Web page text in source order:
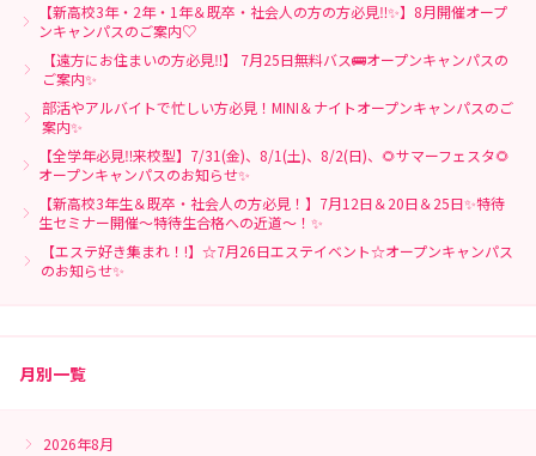
【新高校3年・2年・1年＆既卒・社会人の方の方必見‼✨】8月開催オープ
ンキャンパスのご案内♡
【遠方にお住まいの方必見‼】 7月25日無料バス🚌オープンキャンパスの
ご案内✨
部活やアルバイトで忙しい方必見！MINI＆ナイトオープンキャンパスのご
案内✨
【全学年必見‼来校型】7/31(金)、8/1(土)、8/2(日)、🌻サマーフェスタ🌻
オープンキャンパスのお知らせ✨
【新高校3年生＆既卒・社会人の方必見！】7月12日＆20日＆25日✨特待
生セミナー開催～特待生合格への近道～！✨
【エステ好き集まれ！!】☆7月26日エステイベント☆オープンキャンパス
のお知らせ✨
月別一覧
2026年8月